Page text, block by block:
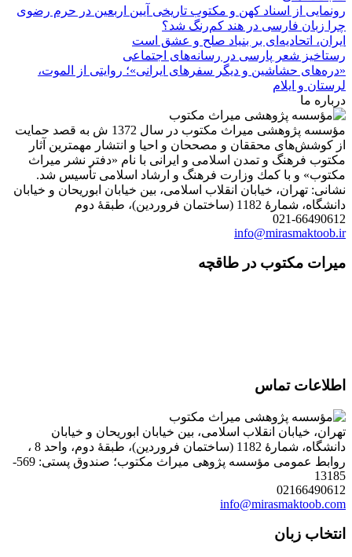
رونمایی از اسناد کهن و مکتوب تاریخی آیین اربعین در حرم رضوی
چرا زبان فارسی در هند کم‌رنگ شد؟
ایران، اتحادیه‌ای بر بنیاد صلح و عشق است
رستاخیز شعر پارسی در رسانه‌های اجتماعی
«دره‌های حشاشین و دیگر سفرهای ایرانی»؛ روایتی از الموت،
لرستان و ایلام
درباره ما
مؤسسه پژوهشی میراث مكتوب در سال 1372 ش به قصد حمایت
از كوشش‌های محققان و مصححان و احیا و انتشار مهمترین آثار
مكتوب فرهنگ و تمدن اسلامی و ایرانی با نام «دفتر نشر میراث
مكتوب» و با كمك وزارت فرهنگ و ارشاد اسلامی تأسیس شد.
نشانی: تهران، خیابان انقلاب اسلامی، بین خیابان ابوریحان و خیابان
دانشگاه، شمارۀ 1182 (ساختمان فروردین)، طبقۀ دوم
021-66490612
info@mirasmaktoob.ir
میرات مکتوب در طاقچه
اطلاعات تماس
تهران، خیابان انقلاب اسلامی، بین خیابان ابوریحان و خیابان
دانشگاه، شمارۀ 1182 (ساختمان فروردین)، طبقۀ دوم، واحد 8 ،
روابط عمومی مؤسسه پژوهی میراث مکتوب؛ صندوق پستی: 569-
13185
02166490612
info@mirasmaktoob.com
انتخاب زبان